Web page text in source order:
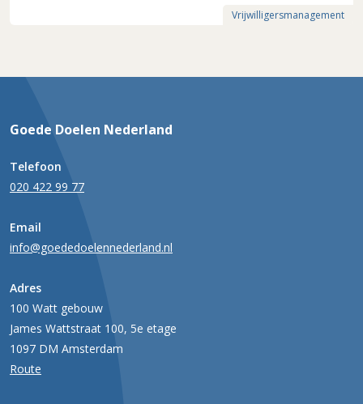
Vrijwilligersmanagement
Goede Doelen Nederland
Telefoon
020 422 99 77
Email
info@goededoelennederland.nl
Adres
100 Watt gebouw
James Wattstraat 100, 5e etage
1097 DM Amsterdam
Route